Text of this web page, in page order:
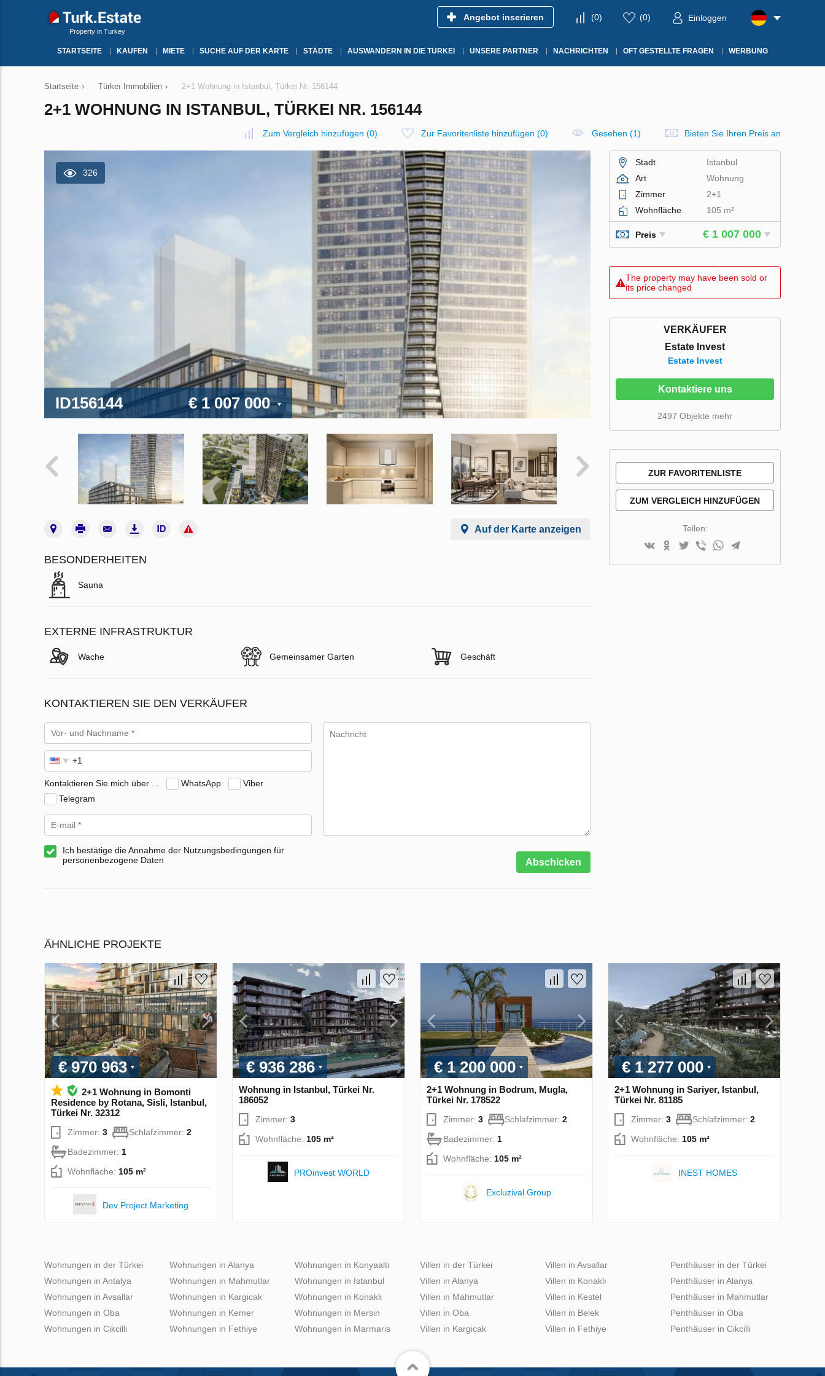
Property in Turkey
Angebot inserieren (0) (0) Einloggen
STARTSEITE KAUFEN MIETE SUCHE AUF DER KARTE STÄDTE AUSWANDERN IN DIE TÜRKEI UNSERE PARTNER NACHRICHTEN OFT GESTELLTE FRAGEN WERBUNG
Startseite › Türkeı Immobilien › 2+1 Wohnung in Istanbul, Türkei Nr. 156144
2+1 WOHNUNG IN ISTANBUL, TÜRKEI NR. 156144
Zum Vergleich hinzufügen (0) Zur Favoritenliste hinzufügen (0) Gesehen (1) Bieten Sie Ihren Preis an
326
ID156144 € 1 007 000
Auf der Karte anzeigen
BESONDERHEITEN
Sauna
EXTERNE INFRASTRUKTUR
Wache Gemeinsamer Garten Geschäft
KONTAKTIEREN SIE DEN VERKÄUFER
Kontaktieren Sie mich über ... WhatsApp
Viber
Telegram
Ich bestätige die Annahme der Nutzungsbedingungen für
personenbezogene Daten
Abschicken
Stadt
Istanbul
Art
Wohnung
Zimmer
2+1
Wohnfläche
105 m²
Preis € 1 007 000
The property may have been sold or
its price changed
VERKÄUFER
Estate Invest
Estate Invest
Kontaktiere uns
2497 Objekte mehr
ZUR FAVORITENLISTE
ZUM VERGLEICH HINZUFÜGEN
Teilen:
ÄHNLICHE PROJEKTE
€ 970 963
2+1 Wohnung in Bomonti
Residence by Rotana, Sisli, Istanbul,
Türkei Nr. 32312
Zimmer: 3 Schlafzimmer: 2
Badezimmer: 1
Wohnfläche: 105 m²
Dev Project Marketing
€ 936 286
Wohnung in Istanbul, Türkei Nr.
186052
Zimmer: 3
Wohnfläche: 105 m²
PROinvest WORLD
€ 1 200 000
2+1 Wohnung in Bodrum, Mugla,
Türkei Nr. 178522
Zimmer: 3 Schlafzimmer: 2
Badezimmer: 1
Wohnfläche: 105 m²
Excluzival Group
€ 1 277 000
2+1 Wohnung in Sariyer, Istanbul,
Türkei Nr. 81185
Zimmer: 3 Schlafzimmer: 2
Wohnfläche: 105 m²
INEST HOMES
Wohnungen in der Türkei
Wohnungen in Antalya
Wohnungen in Avsallar
Wohnungen in Oba
Wohnungen in Cikcilli
Wohnungen in Alanya
Wohnungen in Mahmutlar
Wohnungen in Kargicak
Wohnungen in Kemer
Wohnungen in Fethiye
Wohnungen in Konyaalti
Wohnungen in Istanbul
Wohnungen in Konakli
Wohnungen in Mersin
Wohnungen in Marmaris
Villen in der Türkei
Villen in Alanya
Villen in Mahmutlar
Villen in Oba
Villen in Kargicak
Villen in Avsallar
Villen in Konaklı
Villen in Kestel
Villen in Belek
Villen in Fethiye
Penthäuser in der Türkei
Penthäuser in Alanya
Penthäuser in Mahmutlar
Penthäuser in Oba
Penthäuser in Cikcilli